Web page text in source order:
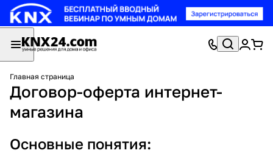
Главная страница
Договор-оферта интернет-
магазина
Основные понятия: